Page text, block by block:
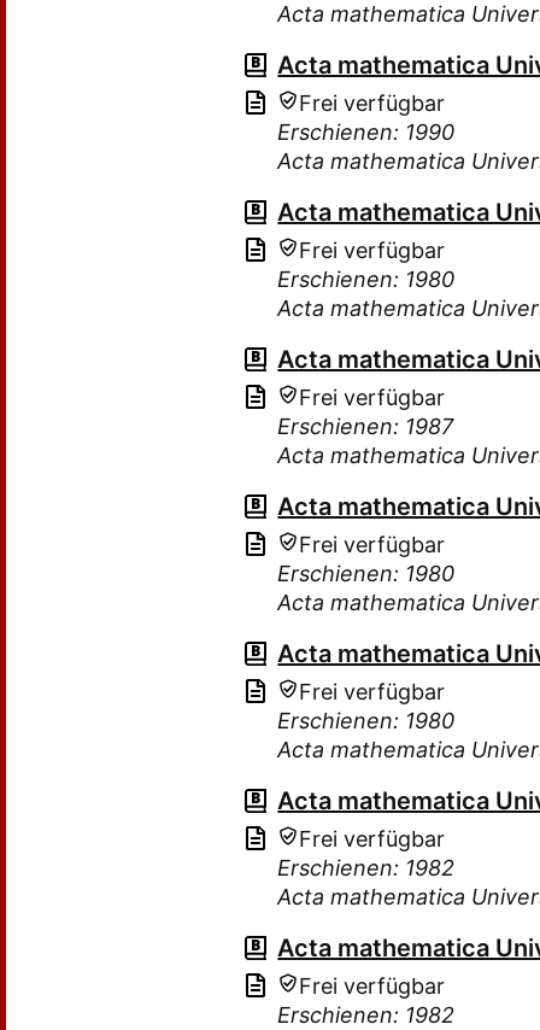
Acta mathematica
Acta mathematica
Frei verfügbar
Erschienen: 1990
Acta mathematica
Acta mathematica
Frei verfügbar
Erschienen: 1980
Acta mathematica
Acta mathematica
Frei verfügbar
Erschienen: 1987
Acta mathematica
Acta mathematica
Frei verfügbar
Erschienen: 1980
Acta mathematica
Acta mathematica
Frei verfügbar
Erschienen: 1980
Acta mathematica
Acta mathematica
Frei verfügbar
Erschienen: 1982
Acta mathematica
Acta mathematica
Frei verfügbar
Erschienen: 1982